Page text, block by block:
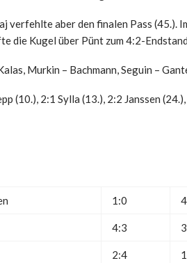
verfehlte aber den finalen Pass (45.).
die Kugel über Pünt zum 4:2-
Murkin – Bachmann, Seguin –
(10.), 2:1 Sylla (13.), 2:2 Janssen
1:0 4
4:3 3
2:4 1